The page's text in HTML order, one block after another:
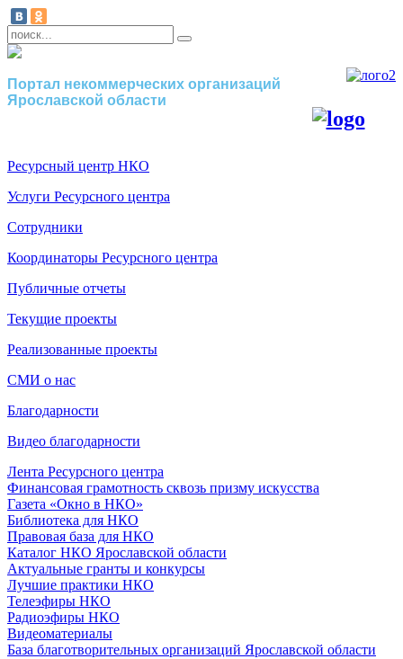
Портал некоммерческих организаций
Ярославской области
Ресурсный центр НКО
Услуги Ресурсного центра
Сотрудники
Координаторы Ресурсного центра
Публичные отчеты
Текущие проекты
Реализованные проекты
СМИ о нас
Благодарности
Видео благодарности
Лента Ресурсного центра
Финансовая грамотность сквозь призму искусства
Газета «Окно в НКО»
Библиотека для НКО
Правовая база для НКО
Каталог НКО Ярославской области
Актуальные гранты и конкурсы
Лучшие практики НКО
Телеэфиры НКО
Радиоэфиры НКО
Видеоматериалы
База благотворительных организаций Ярославской области